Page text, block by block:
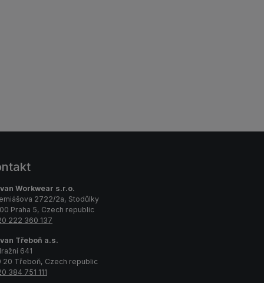
Workwear s.r.o.
2722/2a, Stodůlky
Praha 5, Czech republic
222 360 137
Třeboň a.s.
641
20 Třeboň, Czech republic
384 751 111